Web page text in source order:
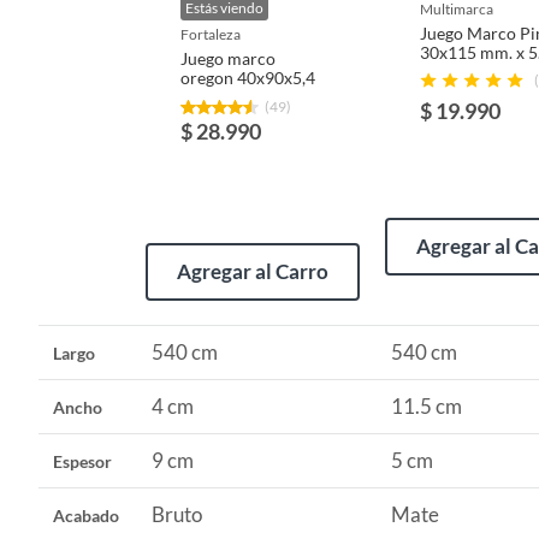
Características
1 m (5.4
remanufacturados o con alguna deficiencia, que sean
Alimentos, bebidas, medicamentos, suplementos
Pinturas de un color a solicitud.
Estás viendo
fortaleza
Juego marco
oregon 40x90x5,4
(49)
$ 28.990
Agregar al Carro
multimarca
Juego Marco
30x115 mm. x
mt
$ 19.990
Agregar al
Largo 540 cm 540 cm
Ancho 4 cm 11.5 cm
Espesor 9 cm 5 cm
Acabado Bruto Mate